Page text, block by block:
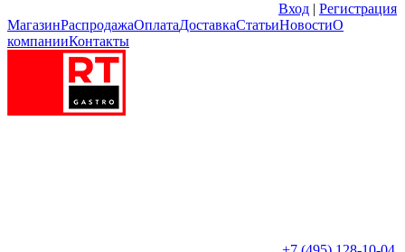
Вход | Регистрация
МагазинРаспродажаОплатаДоставкаСтатьиНовостиО
компанииКонтакты